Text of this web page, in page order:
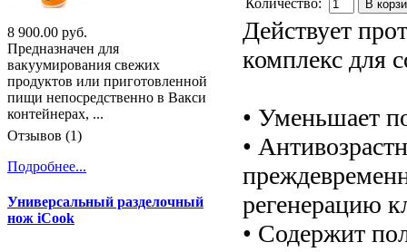
В
Действует
комплекс для
• Уменьшает
•
регенерацию
• Содержит
8 900.00 руб.
Предназначен для
вакуумирования свежих
продуктов или приготовленной
пищи непосредственно в Вакси
контейнерах, ...
Отзывов (1)
Подробнее...
Универсальный разделочный
нож iCook